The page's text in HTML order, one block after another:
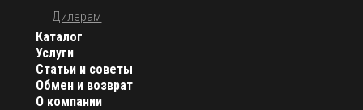
О компании
Каталог
Услуги
Статьи и советы
Обмен и возврат
Дилерам